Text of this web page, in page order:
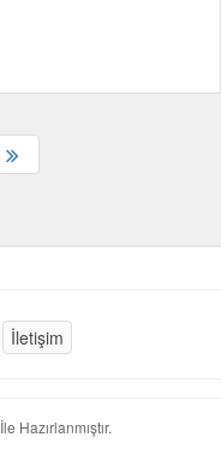
İletişim
İle Hazırlanmıştır.